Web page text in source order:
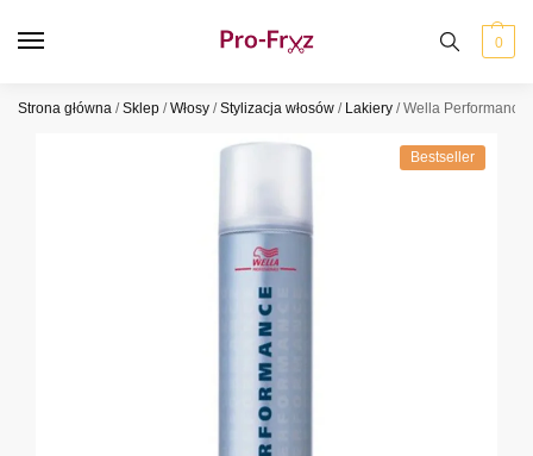
0
Strona główna /Sklep /Włosy /Stylizacja włosów / Lakiery /Wella Performance
Bestseller